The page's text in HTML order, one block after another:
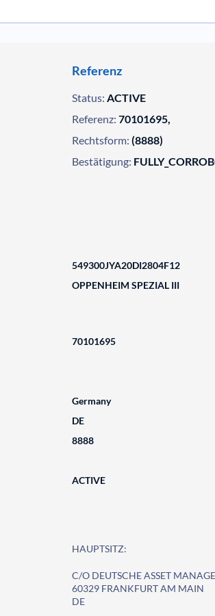
Referenz
Status: ACTIVE
Referenz: 70101695,
Rechtsform: (8888)
Bestätigung:
549300JYA20DI2804F12
OPPENHEIM SPEZIAL III
70101695
Germany
DE
8888
ACTIVE
HAUPTSITZ:
C/O DEUTSCHE ASSET
60329 FRANKFURT AM MAIN
DE